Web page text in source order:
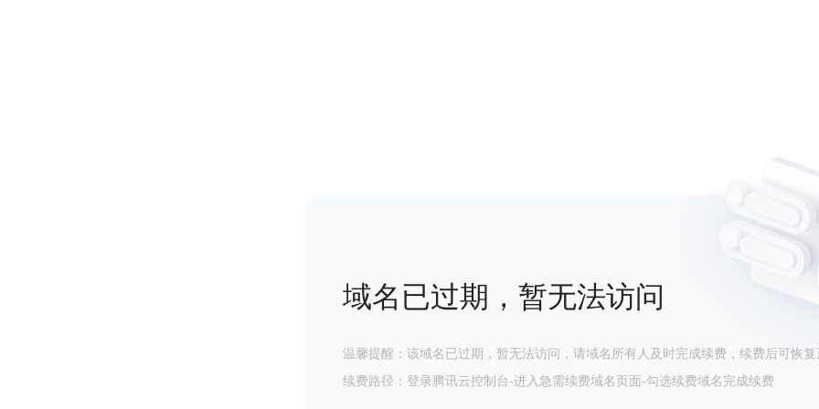
域名已过期，暂无法访问
温馨提醒：该域名已过期，暂无法访问，请域名所有人及时完成续费，续费后可恢复
续费路径：登录腾讯云控制台-进入急需续费域名页面-勾选续费域名完成续费